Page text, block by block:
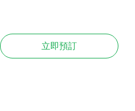
立即預訂